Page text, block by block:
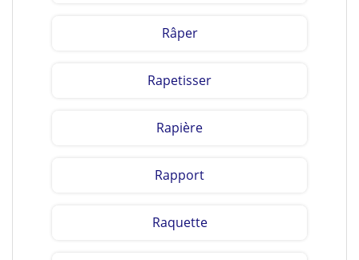
Râper
Rapetisser
Rapière
Rapport
Raquette